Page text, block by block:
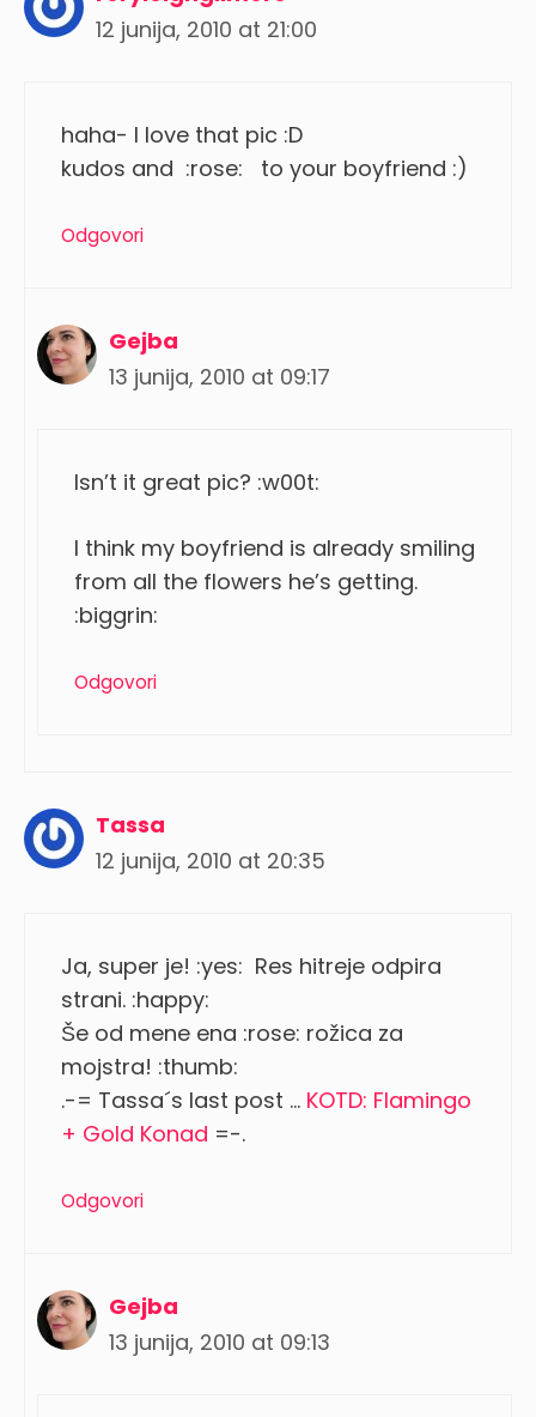
12 junija, 2010 at 21:00
haha- I love that pic :D
kudos and :rose: to your boyfriend :)
Odgovori
Gejba
13 junija, 2010 at 09:17
Isn’t it great pic? :w00t:
I think my boyfriend is already smiling
from all the flowers he’s getting.
:biggrin:
Odgovori
Tassa
12 junija, 2010 at 20:35
Ja, super je! :yes: Res hitreje odpira
strani. :happy:
Še od mene ena :rose: rožica za
mojstra! :thumb:
.-= Tassa´s last post … KOTD: Flamingo
+ Gold Konad =-.
Odgovori
Gejba
13 junija, 2010 at 09:13